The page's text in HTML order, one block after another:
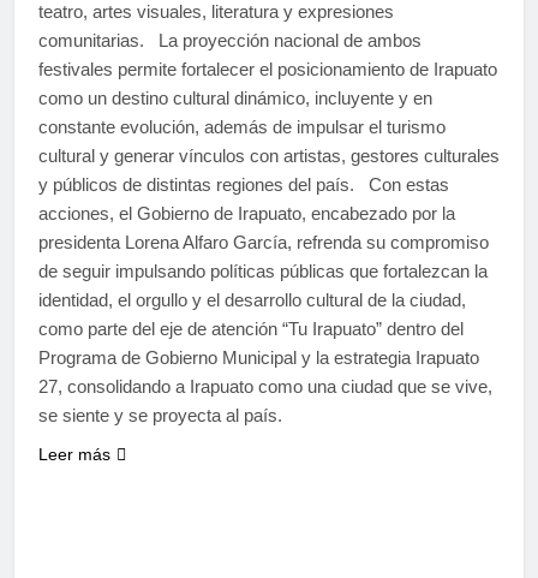
teatro, artes visuales, literatura y expresiones
comunitarias. La proyección nacional de ambos
festivales permite fortalecer el posicionamiento de Irapuato
como un destino cultural dinámico, incluyente y en
constante evolución, además de impulsar el turismo
cultural y generar vínculos con artistas, gestores culturales
y públicos de distintas regiones del país. Con estas
acciones, el Gobierno de Irapuato, encabezado por la
presidenta Lorena Alfaro García, refrenda su compromiso
de seguir impulsando políticas públicas que fortalezcan la
identidad, el orgullo y el desarrollo cultural de la ciudad,
como parte del eje de atención “Tu Irapuato” dentro del
Programa de Gobierno Municipal y la estrategia Irapuato
27, consolidando a Irapuato como una ciudad que se vive,
se siente y se proyecta al país.
Leer más